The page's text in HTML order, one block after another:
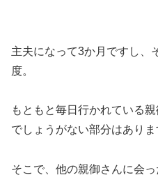
主夫になって3か月ですし、
度。
もともと毎日行かれている
でしょうがない部分はありま
そこで、他の親御さんに会